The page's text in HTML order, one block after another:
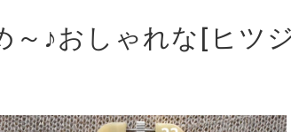
～♪おしゃれな[ヒツ